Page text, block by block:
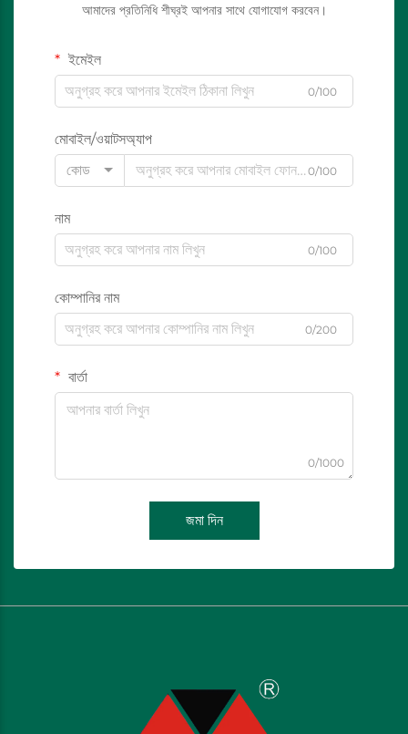
আমাদের প্রতিনিধি শীঘ্রই আপনার সাথে যোগাযোগ করবেন।
ইমেইল
0/100
মোবাইল/ওয়াটসঅ্যাপ
কোড
0/100
নাম
0/100
কোম্পানির নাম
0/200
বার্তা
0/1000
জমা দিন